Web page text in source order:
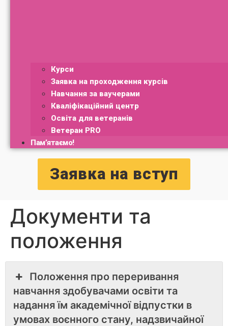
Курси
Заявка на проходження курсів
Навчання за ваучерами
Кваліфікаційний центр
Освіта для ветеранів
Ветеран PRO
Пам’ятаємо!
Заявка на вступ
Документи та
положення
Положення про переривання
навчання здобувачами освіти та
надання їм академічної відпустки в
умовах воєнного стану, надзвичайної